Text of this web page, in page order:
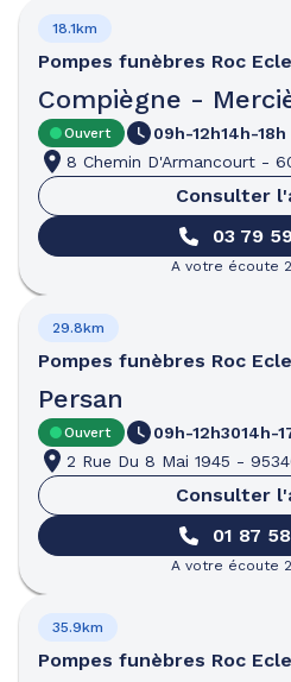
Pompes funèbres Roc
Compiègne -
18.1km
Ouvert 09h-12h14h-18h
8 Chemin D'Armancourt -
Consulter
03 79
A votre écoute
Pompes funèbres Roc
Persan
29.8km
Ouvert 09h-12h3014h-
2 Rue Du 8 Mai 1945 -
Consulter
01 87
A votre écoute
Pompes funèbres Roc
35.9km